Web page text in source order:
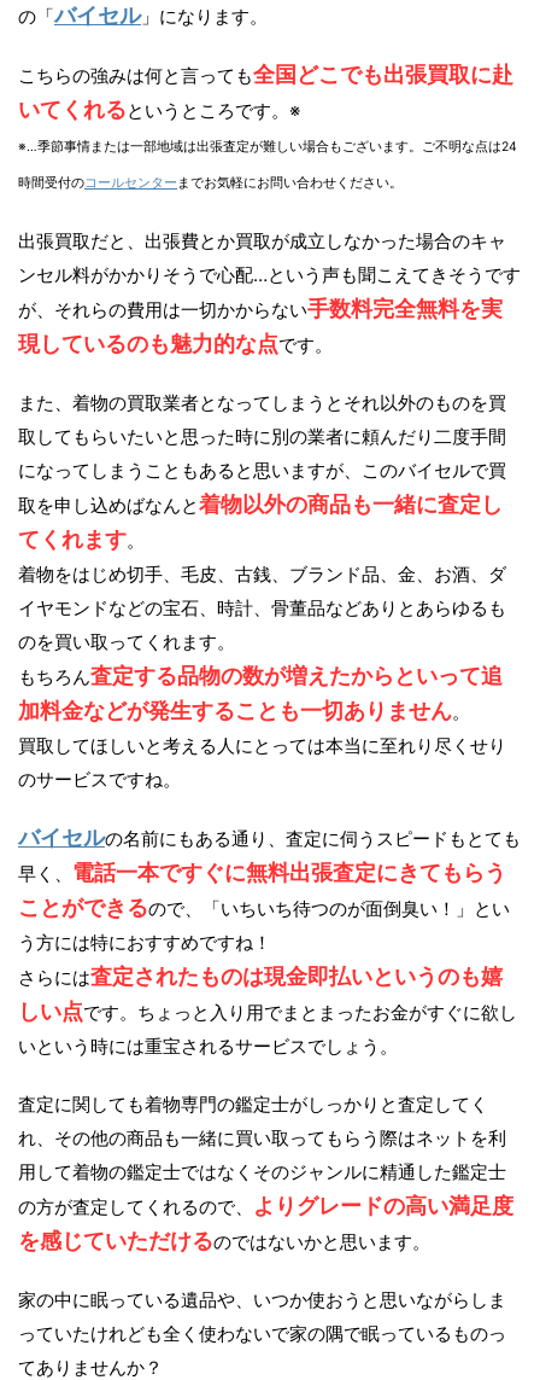
の「バイセル」になります。
こちらの強みは何と言っても全国どこでも出張買取に赴
いてくれるというところです。※
※…季節事情または一部地域は出張査定が難しい場合もございます。ご不明な点は24
時間受付のコールセンター までお気軽にお問い合わせください。
出張買取だと、出張費とか買取が成立しなかった場合のキャ
ンセル料がかかりそうで心配…という声も聞こえてきそうです
が、それらの費用は一切かからない手数料完全無料を実
現しているのも魅力的な点です。
また、着物の買取業者となってしまうとそれ以外のものを買
取してもらいたいと思った時に別の業者に頼んだり二度手間
になってしまうこともあると思いますが、このバイセルで買
取を申し込めばなんと着物以外の商品も一緒に査定し
てくれます。
着物をはじめ切手、毛皮、古銭、ブランド品、金、お酒、ダ
イヤモンドなどの宝石、時計、骨董品などありとあらゆるも
のを買い取ってくれます。
もちろん査定する品物の数が増えたからといって追
加料金などが発生することも一切ありません。
買取してほしいと考える人にとっては本当に至れり尽くせり
のサービスですね。
バイセルの名前にもある通り、査定に伺うスピードもとても
早く、 電話一本ですぐに無料出張査定にきてもらう
ことができるので、「いちいち待つのが面倒臭い！」とい
う方には特におすすめですね！
さらには査定されたものは現金即払いというのも嬉
しい点です。ちょっと入り用でまとまったお金がすぐに欲し
いという時には重宝されるサービスでしょう。
査定に関しても着物専門の鑑定士がしっかりと査定してく
れ、その他の商品も一緒に買い取ってもらう際はネットを利
用して着物の鑑定士ではなくそのジャンルに精通した鑑定士
の方が査定してくれるので、
よりグレードの高い満足度
を感じていただけるのではないかと思います。
家の中に眠っている遺品や、いつか使おうと思いながらしま
っていたけれども全く使わないで家の隅で眠っているものっ
てありませんか？